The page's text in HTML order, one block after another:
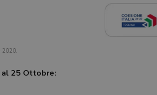
2020.
al 25 Ottobre: